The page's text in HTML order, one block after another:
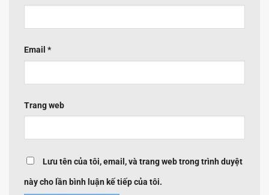
Email *
Trang web
Lưu tên của tôi, email, và trang web trong trình duyệt
này cho lần bình luận kế tiếp của tôi.